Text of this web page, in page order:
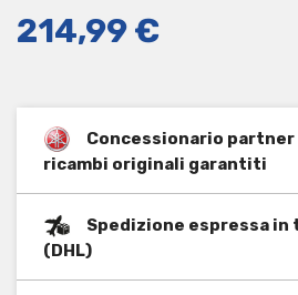
214,99 €
Concessionario partner
ricambi originali garantiti
Spedizione espressa
(DHL)